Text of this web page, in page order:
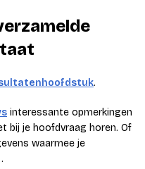
.
interessante opmerkingen
bij je hoofdvraag horen. Of
waarmee je